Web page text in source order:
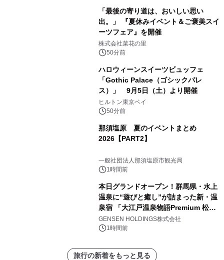
「最後の寄り道は、おいしい思い
出。」 『夏休みイベント＆ご褒美スイ
ーツフェア』を開催
株式会社菜花の里
50分前
ハロウィーンスイーツビュッフェ
「Gothic Palace（ゴシックパレ
ス）」 9月5日（土）より開催
ヒルトン東京ベイ
50分前
那須塩原 夏のイベントまとめ
2026【PART2】
一般社団法人那須塩原市観光局
1時間前
本日グランドオープン！群馬県・水上
温泉に“遊びと癒し”が詰まった新・温
泉宿 「大江戸温泉物語Premium 松乃
井」が誕生
GENSEN HOLDINGS株式会社
1時間前
旅行の新着をもっと見る